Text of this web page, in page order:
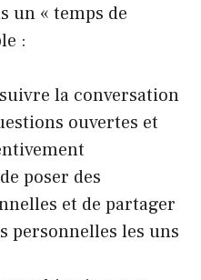
un « temps de
:
la conversation
ouvertes et
poser des
et de partager
personnelles les uns